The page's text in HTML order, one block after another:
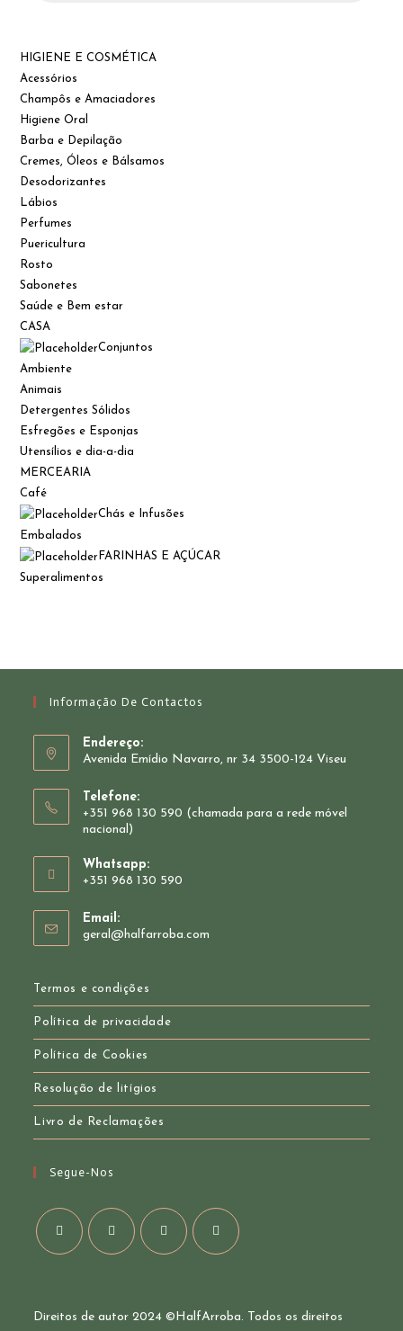
HIGIENE E COSMÉTICA
Acessórios
Champôs e Amaciadores
Higiene Oral
Barba e Depilação
Cremes, Óleos e Bálsamos
Desodorizantes
Lábios
Perfumes
Puericultura
Rosto
Sabonetes
Saúde e Bem estar
CASA
Conjuntos
Ambiente
Animais
Detergentes Sólidos
Esfregões e Esponjas
Utensílios e dia-a-dia
MERCEARIA
Café
Chás e Infusões
Embalados
FARINHAS E AÇÚCAR
Superalimentos
Informação De Contactos
Endereço:
Avenida Emídio Navarro, nr 34 3500-124 Viseu
Telefone:
+351 968 130 590 (chamada para a rede móvel
nacional)
Whatsapp:
+351 968 130 590
in
your
Email:
geral@halfarroba.com
Termos e condições
Política de privacidade
Política de Cookies
Resolução de litígios
Livro de Reclamações
Segue-Nos
a
a
a
Direitos de autor 2024 © HalfArroba. Todos os direitos